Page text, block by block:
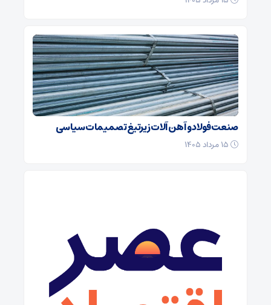
صنعت فولاد و آهن آلات زیر‌تیغ تصمیمات سیاسی